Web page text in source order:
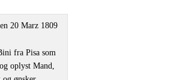
20 Marz 1809
fra Pisa som
oplyst Mand,